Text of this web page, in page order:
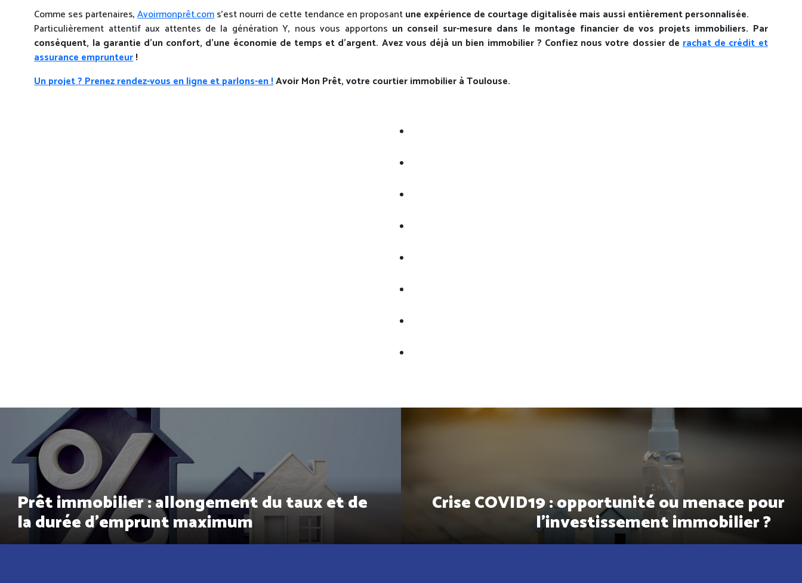
Comme ses partenaires,Avoirmonprêt.coms’est nourri de cette tendance en proposantune expérience de courtage digitalisée mais aussi entièrement personnalisée.
Particulièrement attentif aux attentes de la génération Y, nous vous apportons un conseil sur-mesure dans le montage financier de vos projets immobiliers. Par
conséquent, la garantie d’un confort, d’une économie de temps et d’argent. Avez vous déjà un bien immobilier ? Confiez nous votre dossier de rachat de crédit et
assurance emprunteur!
Un projet ? Prenez rendez-vous en ligne et parlons-en !Avoir Mon Prêt, votre courtier immobilier à Toulouse.
Prêt immobilier : allongement du taux et de
la durée d’emprunt maximum
Crise COVID19 : opportunité ou menace pour
l’investissement immobilier ?